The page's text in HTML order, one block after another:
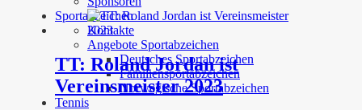
Sportabzeichen
Kontakte
Angebote Sportabzeichen
Deutsches Sportabzeichen
Familiensportabzeichen
Norwegische Sportabzeichen
Tennis
TT: Roland Jordan ist
Vereinsmeister 2023